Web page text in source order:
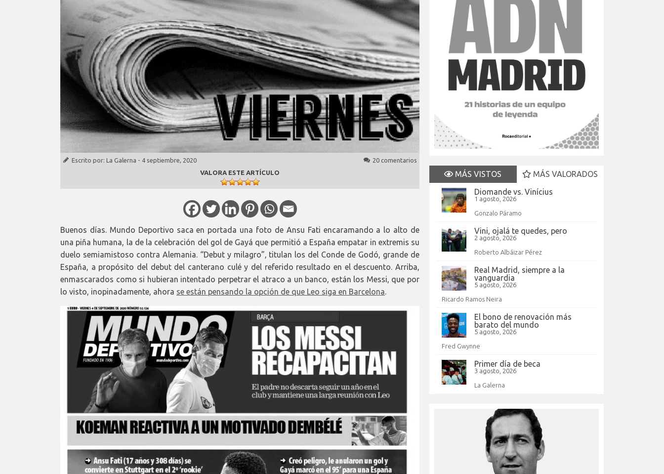
Escrito por: La Galerna - 4 septiembre, 2020
20 comentarios
VALORA ESTE ARTÍCULO
Buenos días. Mundo Deportivo saca en portada una foto de Ansu Fati encaramando a lo alto de
una piña humana, la de la celebración del gol de Gayá que permitió a España empatar in extremis su
duelo semiamistoso contra Alemania. “Debut y milagro”, titulan los del Conde de Godó, grande de
España, a propósito del debut del canterano culé y del referido resultado en el descuento. Arriba,
enmascarados como si hubieran intentado perpetrar el atraco a un banco, están los Messi, que por
lo visto, inopinadamente, ahora se están pensando la opción de que Leo siga en Barcelona
MÁS VISTOS
MÁS VALORADOS
Diomande vs. Vinícius
1 agosto, 2026
Gonzalo Páramo
Vini, ojalá te quedes, pero
2 agosto, 2026
Roberto Albáizar Pérez
Real Madrid, siempre a la
vanguardia
5 agosto, 2026
Ricardo Ramos Neira
El bono de renovación más
barato del mundo
5 agosto, 2026
Fred Gwynne
Primer día de beca
3 agosto, 2026
La Galerna